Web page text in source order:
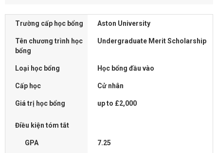
Trường cấp học bổng Aston University
Tên chương trình học
bổng
Undergraduate Merit Scholarship
Loại học bổng Học bổng đầu vào
Cấp học Cử nhân
Giá trị học bổng up to £2,000
Điều kiện tóm tắt
GPA 7.25